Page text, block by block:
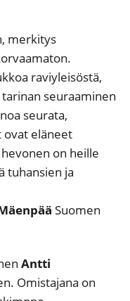
merkitys
raviyleisöstä,
seuraaminen
seurata,
ovat eläneet
on heille
tuhansien ja
Suomen
Antti
Omistajana on